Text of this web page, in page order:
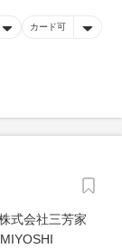
カード可